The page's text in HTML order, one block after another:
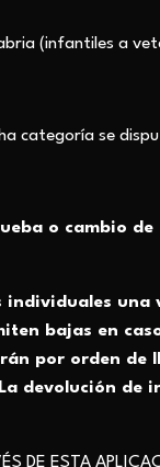
(infantiles a
categoría se
o cambio
individuales
bajas en
por orden
devolución de
DE ESTA